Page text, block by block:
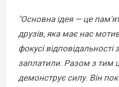
"Основна ідея — це
друзів, яка має нас
фокусі відповідальності
заплатили. Разом з тим
демонструє силу. Він